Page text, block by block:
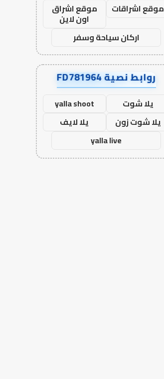
موقع اشراقات
موقع اشراق
اون لاين
اركان سياحة وسفر
روابط نصية FD781964
يلا شوت
yalla shoot
يلا شوت زون
يلا لايف
yalla live